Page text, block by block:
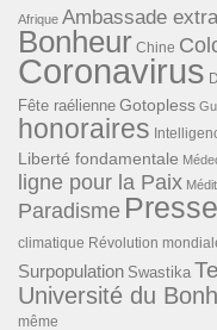
Afrique Ambassade
Bonheur Chine
Coronavirus
Fête raélienne Gotopless
honoraires
Liberté fondamentale
ligne pour la Paix
Paradisme Presse
climatique Révolution
Surpopulation Swastika
Université du
même